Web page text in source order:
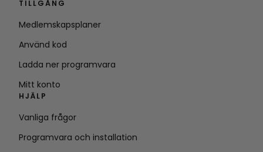
TILLGÅNG
Medlemskapsplaner
Använd kod
Ladda ner programvara
Mitt konto
HJÄLP
Vanliga frågor
Programvara och installation